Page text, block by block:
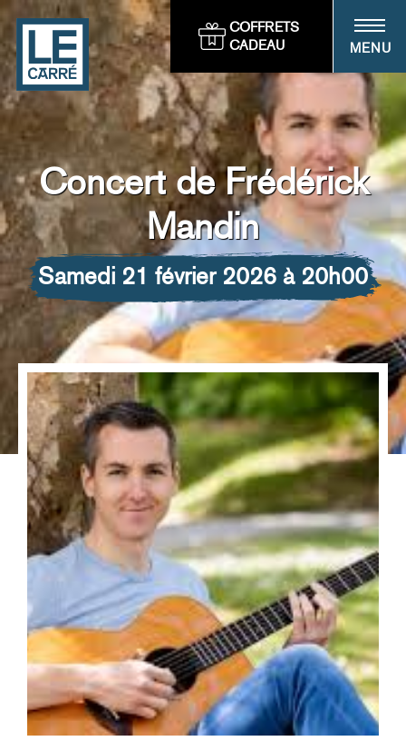
Panneau de gestion des cookies
COFFRETS
CADEAU
MENU
Concert de Frédérick
Mandin
samedi 21 février 2026 à 20h00